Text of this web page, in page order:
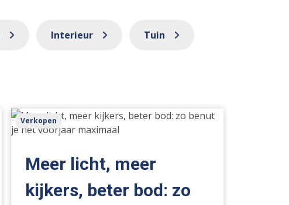
Interieur Tuin
Meer
licht,
kijkers,
beter
bod:
Verkopen
Meer licht, meer
kijkers, beter bod: zo